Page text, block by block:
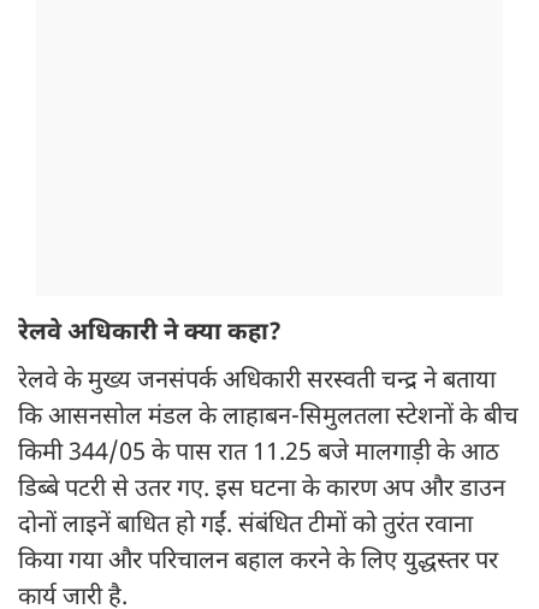
रेलवे अधिकारी ने क्या कहा?
रेलवे के मुख्य जनसंपर्क अधिकारी सरस्वती चन्द्र ने बताया
कि आसनसोल मंडल के लाहाबन-सिमुलतला स्टेशनों के बीच
किमी 344/05 के पास रात 11.25 बजे मालगाड़ी के आठ
डिब्बे पटरी से उतर गए. इस घटना के कारण अप और डाउन
दोनों लाइनें बाधित हो गईं. संबंधित टीमों को तुरंत रवाना
किया गया और परिचालन बहाल करने के लिए युद्धस्तर पर
कार्य जारी है.